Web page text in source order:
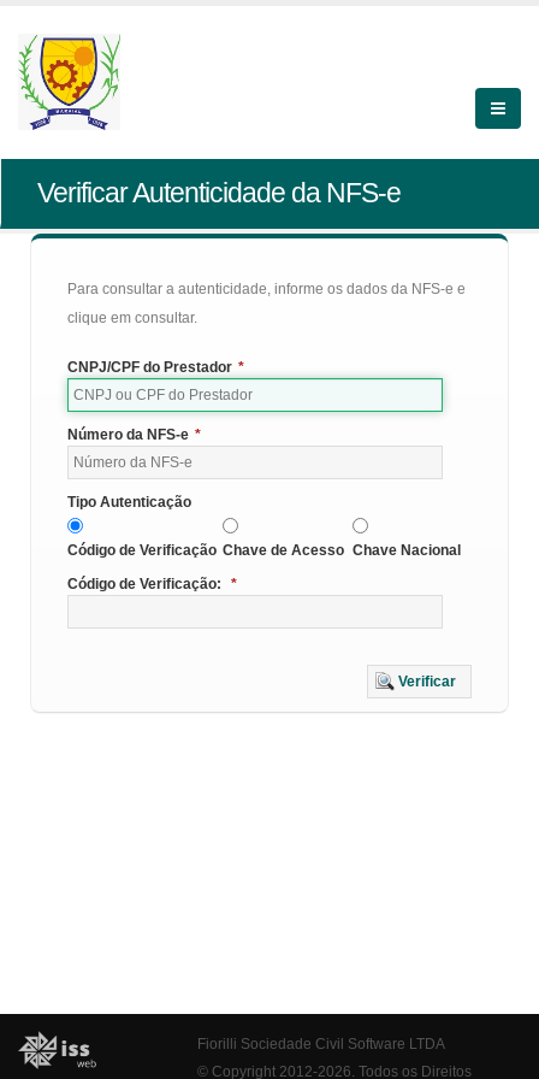
Verificar Autenticidade da NFS-e
Para consultar a autenticidade, informe os dados da NFS-e e
clique em consultar.
CNPJ/CPF do Prestador *
Número da NFS-e *
Tipo Autenticação
Código de Verificação Chave de Acesso Chave Nacional
Código de Verificação:
*
Verificar
Fiorilli Sociedade Civil Software LTDA
© Copyright 2012-2026. Todos os Direitos